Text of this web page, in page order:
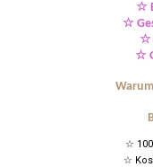
☆
☆
☆
☆
☆
☆